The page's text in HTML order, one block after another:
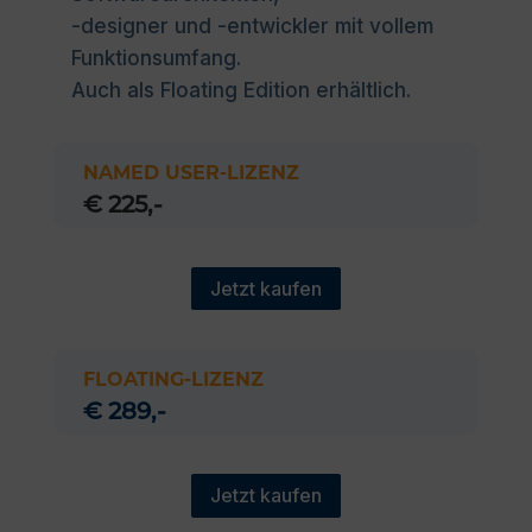
-designer und -entwickler mit vollem
Funktionsumfang.
Auch als Floating Edition erhältlich.
NAMED USER-LIZENZ
€ 225,-
Jetzt kaufen
FLOATING-LIZENZ
€ 289,-
Jetzt kaufen